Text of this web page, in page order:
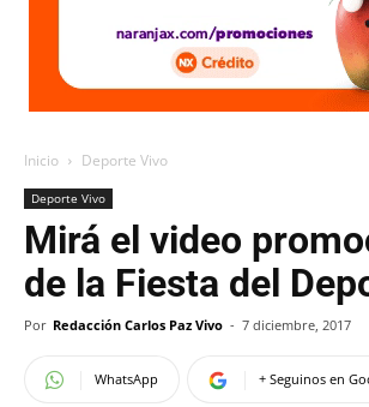
Inicio Deporte Vivo
Deporte Vivo
Mirá el video
de la Fiesta del
Por Redacción Carlos Paz Vivo - 7 diciembre, 2017
WhatsApp + Seguinos en